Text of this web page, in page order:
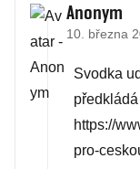
Anonym
10. března
Svodka
http­s://
pro-